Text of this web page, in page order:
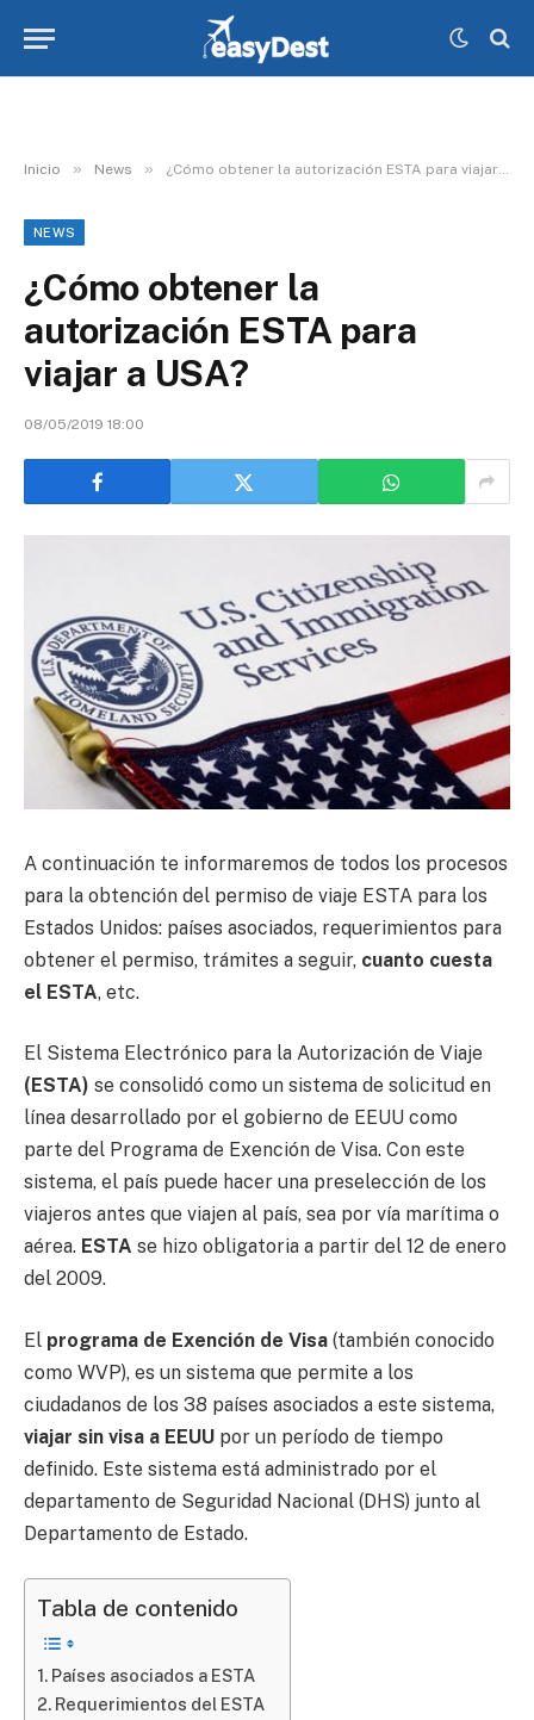
Inicio » News » ¿Cómo obtener la autorización ESTA para viajar a USA?
NEWS
¿Cómo obtener la
autorización ESTA para
viajar a USA?
08/05/2019 18:00
A continuación te informaremos de todos los procesos
para la obtención del permiso de viaje ESTA para los
Estados Unidos: países asociados, requerimientos para
obtener el permiso, trámites a seguir, cuanto cuesta
el ESTA, etc.
El Sistema Electrónico para la Autorización de Viaje
(ESTA) se consolidó como un sistema de solicitud en
línea desarrollado por el gobierno de EEUU como
parte del Programa de Exención de Visa. Con este
sistema, el país puede hacer una preselección de los
viajeros antes que viajen al país, sea por vía marítima o
aérea. ESTA se hizo obligatoria a partir del 12 de enero
del 2009.
El programa de Exención de Visa (también conocido
como WVP), es un sistema que permite a los
ciudadanos de los 38 países asociados a este sistema,
viajar sin visa a EEUU por un período de tiempo
definido. Este sistema está administrado por el
departamento de Seguridad Nacional (DHS) junto al
Departamento de Estado.
Tabla de contenido
Países asociados a ESTA
Requerimientos del ESTA